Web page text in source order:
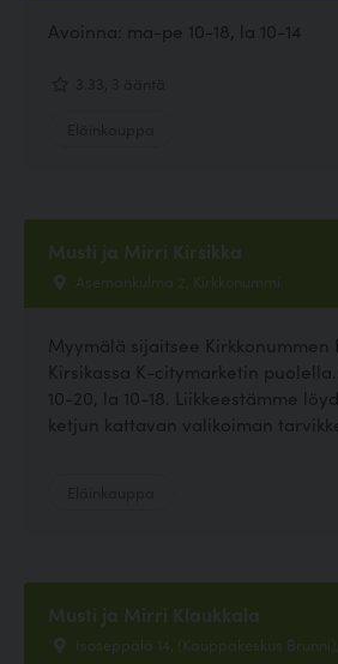
Avoinna: ma-pe 10-18, la 10-14
Musti ja Mirri Kirsikka
Asemankulma 2, Kirkkonummi
Myymälä sijaitsee Kirkkonummen
Kirsikassa K-citymarketin
10-20, la 10-18. Liikkeestämme
ketjun kattavan valikoiman
Musti ja Mirri Klaukkala
Isoseppälä 14, (Kauppakeskus